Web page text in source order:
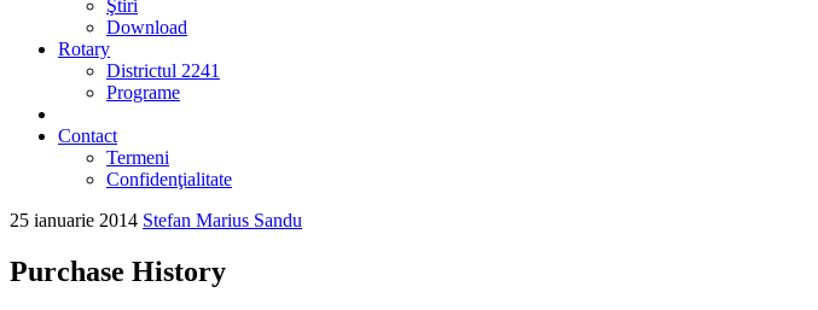
Ştiri
Download
Rotary
Districtul 2241
Programe
Contact
Termeni
Confidenţialitate
25 ianuarie 2014 Stefan Marius Sandu
Purchase History